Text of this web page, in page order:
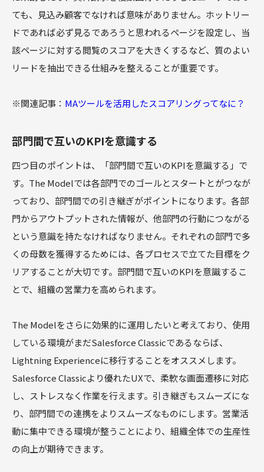
ても、見込み顧客でなければ意味がありません。ホットリー
ドであれば必ず見るであろうと思われるページを設定し、当
該ページに対する閲覧のスコアを大きくするなど、質のよい
リードを抽出できる仕組みを整えることが重要です。
※関連記事： MAツールを活用したスコアリングってなに？
部門間で互いのKPIを意識する
四つ目のポイントは、「部門間で互いのKPIを意識する」で
す。The Modelでは各部門でのゴールとスタートとがつなが
っており、部門間での引き継ぎがポイントになります。各部
門からアウトプットされた情報が、他部門の行動につながる
という意識を持たなければなりません。それぞれの部門で多
くの母数を獲得するためには、各プロセスで立てた目標をク
リアすることが大切です。部門間で互いのKPIを意識するこ
とで、組織の営業力を高められます。
The Modelをさらに効果的に運用したいと考えており、使用
している環境がまだSalesforce Classicであるならば、
Lightning Experienceに移行することをオススメします。
Salesforce Classicより優れたUXで、柔軟な画面遷移に対応
し、ストレスなく作業を行えます。引き継ぎもスムーズにな
り、部門間での連携をよりスムーズなものにします。営業活
動に集中できる環境が整うことにより、組織全体での生産性
の向上が期待できます。